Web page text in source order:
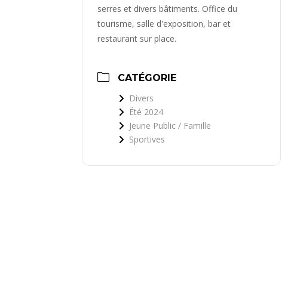
serres et divers bâtiments. Office du
tourisme, salle d'exposition, bar et
restaurant sur place.
CATÉGORIE
Divers
Été 2024
Jeune Public / Famille
Sportives